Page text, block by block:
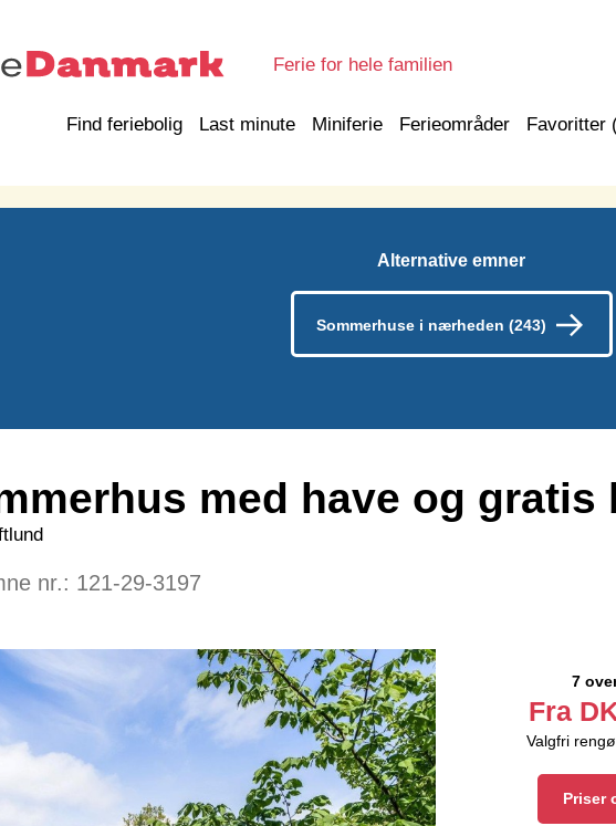
Ferie for hele familien
Find feriebolig Last minute Miniferie Ferieområder Favoritter
Alternative emner
Sommerhuse i nærheden (243)
med have og gratis
nr.: 121-29-3197
7
Fra
Valgfri
Priser